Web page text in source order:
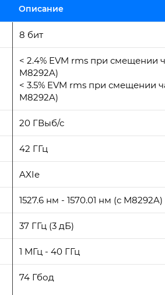
Описание
8 бит
< 2.4% EVM rms при смещении
M8292A)
< 3.5% EVM rms при смещении
M8292A)
20 ГВыб/с
42 ГГц
AXIe
1527.6 нм - 1570.01 нм (с M8292A)
37 ГГц (3 дБ)
1 МГц - 40 ГГц
74 Гбод